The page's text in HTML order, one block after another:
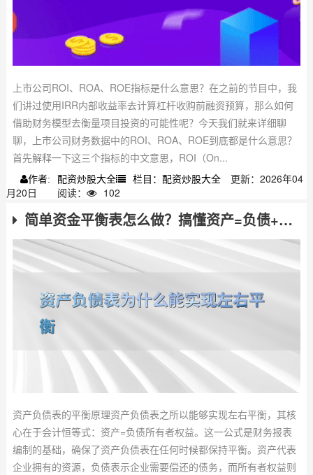
上市公司ROI、ROA、ROE指标是什么意思？在之前的节目中，我
们讲过使用IRR内部收益率去计算杠杆收购前融资预算，那么如何
借助财务模型去衡量项目投资的可能性呢？今天我们就来详细聊
聊，上市公司财务数据中的ROI、ROA、ROE到底都是什么意思？
首先解释一下这三个指标的中文意思，ROI（On...
作者: 配资炒股大全 栏目：配资炒股大全
更新：2026年04
月20日
阅读： 102
简单资金平衡表怎么做？搞懂资产=负债+权益
资产负债表的平衡原理资产负债表之所以能够实现左右平衡，其核
心在于会计恒等式：资产=负债所有者权益。这一公式是财务报表
编制的基础，确保了资产负债表在任何时候都保持平衡。资产代表
企业拥有的资源，负债表示企业需要偿还的债务，而所有者权益则